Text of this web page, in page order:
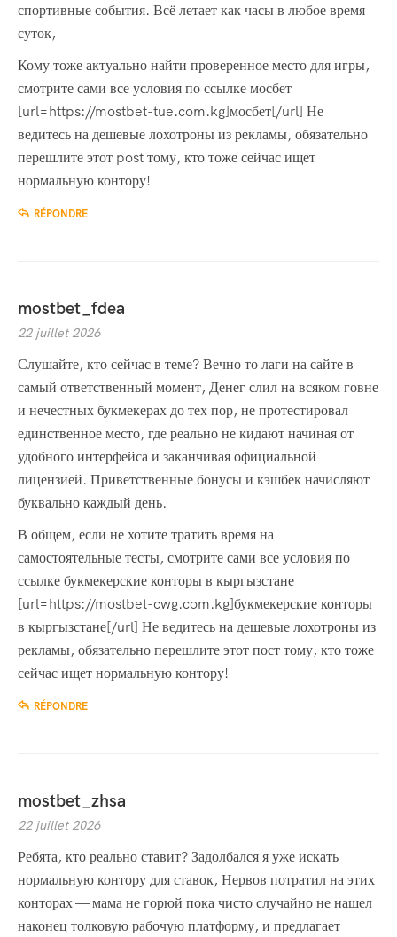
спортивные события. Всё летает как часы в любое время
суток,
Кому тоже актуально найти проверенное место для игры,
смотрите сами все условия по ссылке мосбет
[url=https://mostbet-tue.com.kg]мосбет[/url] Не
ведитесь на дешевые лохотроны из рекламы, обязательно
перешлите этот post тому, кто тоже сейчас ищет
нормальную контору!
RÉPONDRE
mostbet_fdea
22 juillet 2026
Слушайте, кто сейчас в теме? Вечно то лаги на сайте в
самый ответственный момент, Денег слил на всяком говне
и нечестных букмекерах до тех пор, не протестировал
единственное место, где реально не кидают начиная от
удобного интерфейса и заканчивая официальной
лицензией. Приветственные бонусы и кэшбек начисляют
буквально каждый день.
В общем, если не хотите тратить время на
самостоятельные тесты, смотрите сами все условия по
ссылке букмекерские конторы в кыргызстане
[url=https://mostbet-cwg.com.kg]букмекерские конторы
в кыргызстане[/url] Не ведитесь на дешевые лохотроны из
рекламы, обязательно перешлите этот пост тому, кто тоже
сейчас ищет нормальную контору!
RÉPONDRE
mostbet_zhsa
22 juillet 2026
Ребята, кто реально ставит? Задолбался я уже искать
нормальную контору для ставок, Нервов потратил на этих
конторах — мама не горюй пока чисто случайно не нашел
наконец толковую рабочую платформу, и предлагает